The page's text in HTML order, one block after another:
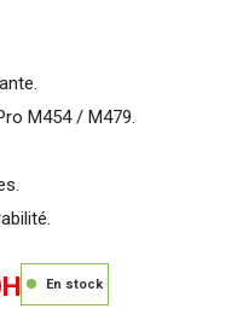
M454 / M479.
En stock